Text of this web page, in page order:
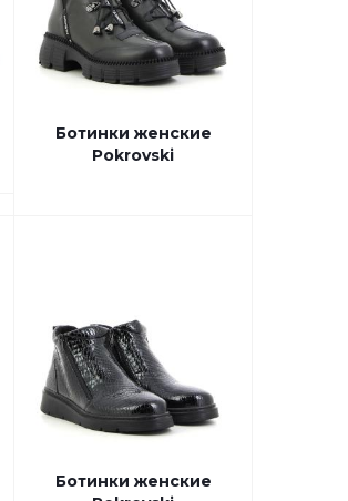
Ботинки женские
Pokrovski
Ботинки женские